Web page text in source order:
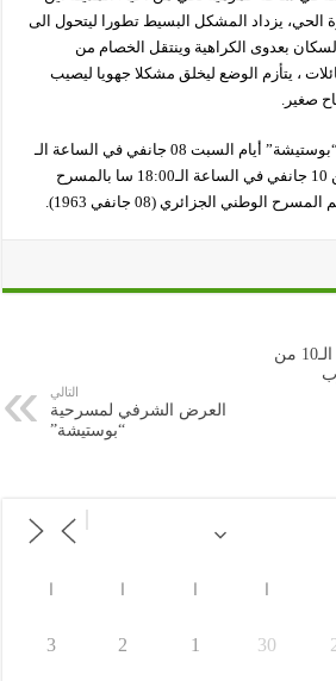
يزداد المشكل البسيط تطورا ليتحول الى
بعدوى الكراهية وينتقل الخصام من
، يتأزم الوضع ليخلق مشكلا جهويا ليصيب
صغير.
للإشارة، ستعرض مسرحية “بوستيشة” أيام السبت 08 جانفي في الساعة الـ
17:00 سا، والأحد 09 والإثنين 10 جانفي في الساعة الـ18:00 سا بالمسرح
الوطني الجزائري (08 جانفي 1963).
الجلفة تحتضن الطبعة الـ10 من
التالي
العرض الشرفي لمسرحية
“بوستيشة”
30
1
2
3